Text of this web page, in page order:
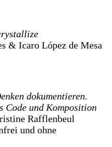
& Icaro López de Mesa
dokumentieren.
Code und Komposition
Rafflenbeul
und ohne